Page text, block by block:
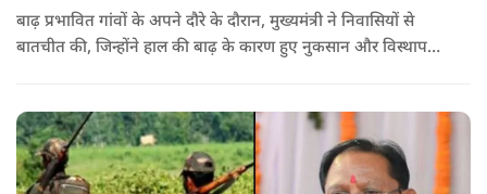
बाढ़ प्रभावित गांवों के अपने दौरे के दौरान, मुख्यमंत्री ने निवासियों से
बातचीत की, जिन्होंने हाल की बाढ़ के कारण हुए नुकसान और विस्थापन